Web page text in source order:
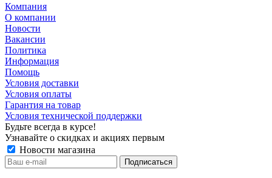
Компания
О компании
Новости
Вакансии
Политика
Информация
Помощь
Условия доставки
Условия оплаты
Гарантия на товар
Условия технической поддержки
Будьте всегда в курсе!
Узнавайте о скидках и акциях первым
Новости магазина